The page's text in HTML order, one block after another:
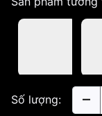
Số lượng: